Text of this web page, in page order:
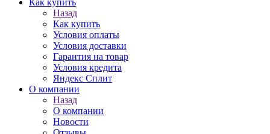
Как купить
Назад
Как купить
Условия оплаты
Условия доставки
Гарантия на товар
Условия кредита
Яндекс Сплит
О компании
Назад
О компании
Новости